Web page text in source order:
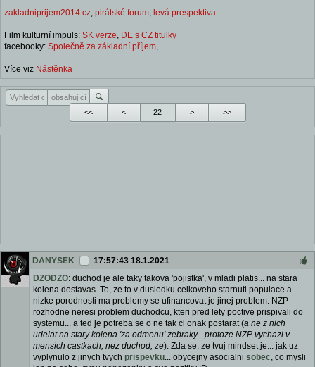
zakladniprijem2014.cz, pirátské forum, levá prespektiva
Film kulturní impuls: SK verze, DE s CZ titulky
facebooky: Společně za základní příjem,
Více viz Nástěnka
<< < > >>
DANYSEK
17:57:43 18.1.2021
DZODZO: duchod je ale taky takova 'pojistka', v mladi platis... na stara
kolena dostavas. To, ze to v dusledku celkoveho starnuti populace a
nizke porodnosti ma problemy se ufinancovat je jinej problem. NZP
rozhodne neresi problem duchodcu, kteri pred lety poctive prispivali do
systemu... a ted je potreba se o ne tak ci onak postarat (a ne z nich
udelat na stary kolena 'za odmenu' zebraky - protoze NZP vychazi v
mensich castkach, nez duchod, ze). Zda se, ze tvuj mindset je... jak uz
vyplynulo z jinych tvych prispevku... obycejny asocialni sobec, co mysli